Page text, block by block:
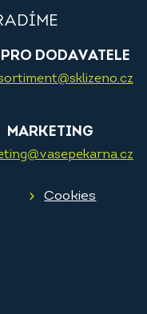
PRO DODAVATELE
MARKETING
Cookies